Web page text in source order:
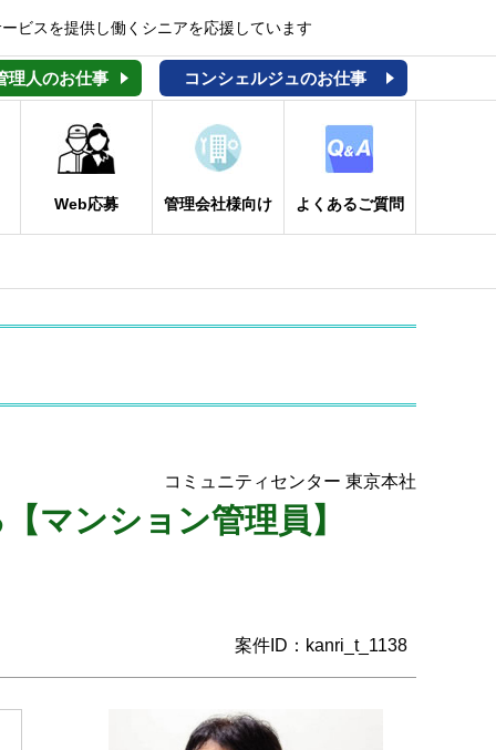
ビスを提供し働くシニアを応援しています
理人のお仕事 コンシェルジュのお仕事
Web応募 管理会社様向け よくあるご質問
コミュニティセンター 東京本社
マンション管理員】
案件ID：kanri_t_1138